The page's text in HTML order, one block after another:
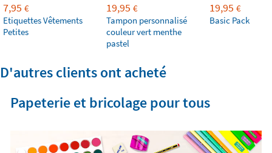
7,95 €
Etiquettes Vêtements
Petites
19,95 €
Tampon personnalisé
couleur vert menthe
pastel
19,95 €
Basic Pack
D'autres clients ont acheté
Papeterie et bricolage pour tous